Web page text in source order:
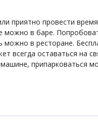
приятно провести
можно в баре.
можно в ресторане.
всегда оставаться на
припарковаться